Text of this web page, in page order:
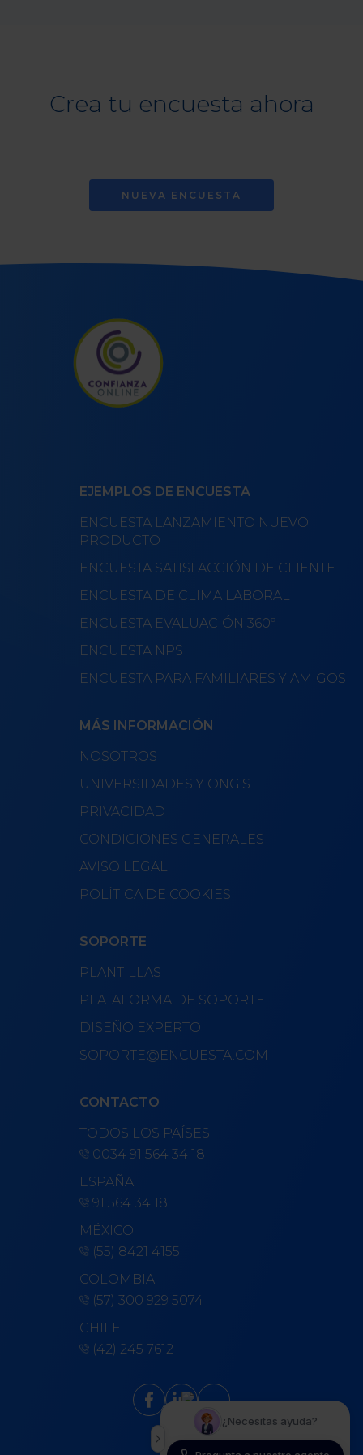
Crea tu encuesta ahora
NUEVA ENCUESTA
EJEMPLOS DE ENCUESTA
ENCUESTA LANZAMIENTO NUEVO
PRODUCTO
ENCUESTA SATISFACCIÓN DE CLIENTE
ENCUESTA DE CLIMA LABORAL
ENCUESTA EVALUACIÓN 360º
ENCUESTA NPS
ENCUESTA PARA FAMILIARES Y AMIGOS
MÁS INFORMACIÓN
NOSOTROS
UNIVERSIDADES Y ONG'S
PRIVACIDAD
CONDICIONES GENERALES
AVISO LEGAL
POLÍTICA DE COOKIES
SOPORTE
PLANTILLAS
PLATAFORMA DE SOPORTE
DISEÑO EXPERTO
SOPORTE@ENCUESTA.COM
CONTACTO
TODOS LOS PAÍSES
0034 91 564 34 18
ESPAÑA
91 564 34 18
MÉXICO
(55) 8421 4155
COLOMBIA
(57) 300 929 5074
CHILE
(42) 245 7612
keyboard_arrow_up